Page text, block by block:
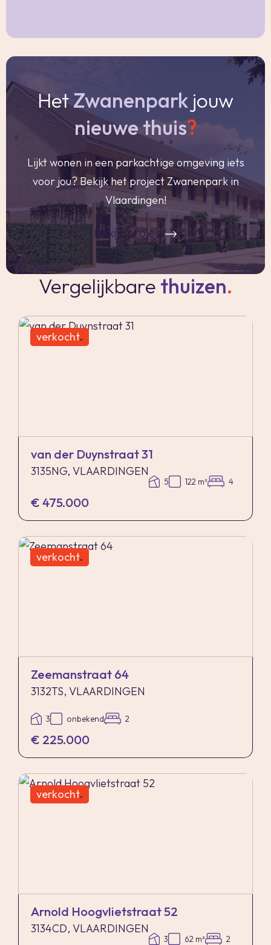
Notariskeuze en kosten
In principe ligt de notariskeuze bij de koper. Het
doorhalen van de hypothecaire inschrijving in
het kadaster moet door de verkoper betaald
worden. Zijn de kosten van één hypothecaire
doorhaling hoger dan € 400,- inclusief BTW dan
wordt het meerdere bij de koper in rekening
gebracht.
Indien de koper een notaris kiest buiten een
straal van 20 kilometer van de verkochte
onroerende zaak dan zijn de eventuele kosten
die de notaris berekent voor een eventuele
verkoopvolmacht en legalisatie hiervan ten
koper.
naar de gemeente Vlaardingen.
Gunning
Verkoper behoudt zich uitdrukkelijk het recht
voor het object te gunnen aan de gegadigde van
Nadrukkelijk zij vermeld dat alle informatie in
HetZwanenpark jouw
nieuwe thuis?
Lijkt wonen in een parkachtige omgeving iets
voor jou? Bekijk het project Zwanenpark in
Vlaardingen!
bekijk project
Vergelijkbare thuizen.
verkocht.
van der Duynstraat 31
3135NG, VLAARDINGEN
5 122 m² 4
€ 475.000
verkocht.
Zeemanstraat 64
3132TS, VLAARDINGEN
3 onbekend 2
€ 225.000
verkocht.
Arnold Hoogvlietstraat 52
3134CD, VLAARDINGEN
3 62 m² 2